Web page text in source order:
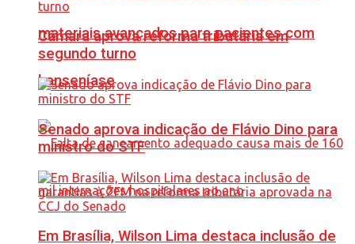
materiais avançados para pacientes com
hanseníase
Câmara aprova reforma tributária em
segundo turno
Senado aprova indicação de Flávio Dino para
ministro do STF
Em Brasília, Wilson Lima destaca inclusão de